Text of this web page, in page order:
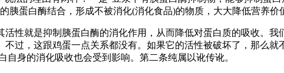
蛋白酶结合，形成不被消化(消化食品)的物质，大大降低营养价
就是抑制胰蛋白酶的消化作用，从而降低对蛋白质的吸收。我
过，这跟鸡蛋一点关系都没有。如果它的活性被破坏了，那么就
身的消化吸收也会受到影响。第二条纯属以讹传讹。